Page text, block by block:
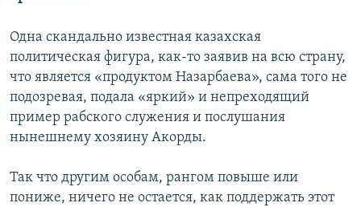
Одна скандально известная казахская
политическая фигура, как-то заявив на всю страну,
что является «продуктом Назарбаева», сама того не
подозревая, подала «яркий» и непреходящий
пример рабского служения и послушания
нынешнему хозяину Акорды.
Так что другим особам, рангом повыше или
пониже, ничего не остается, как поддержать этот